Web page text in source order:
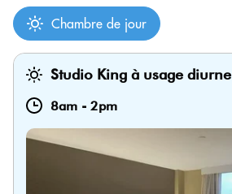
Chambre de jour
Studio King à usage diurne
8am - 2pm